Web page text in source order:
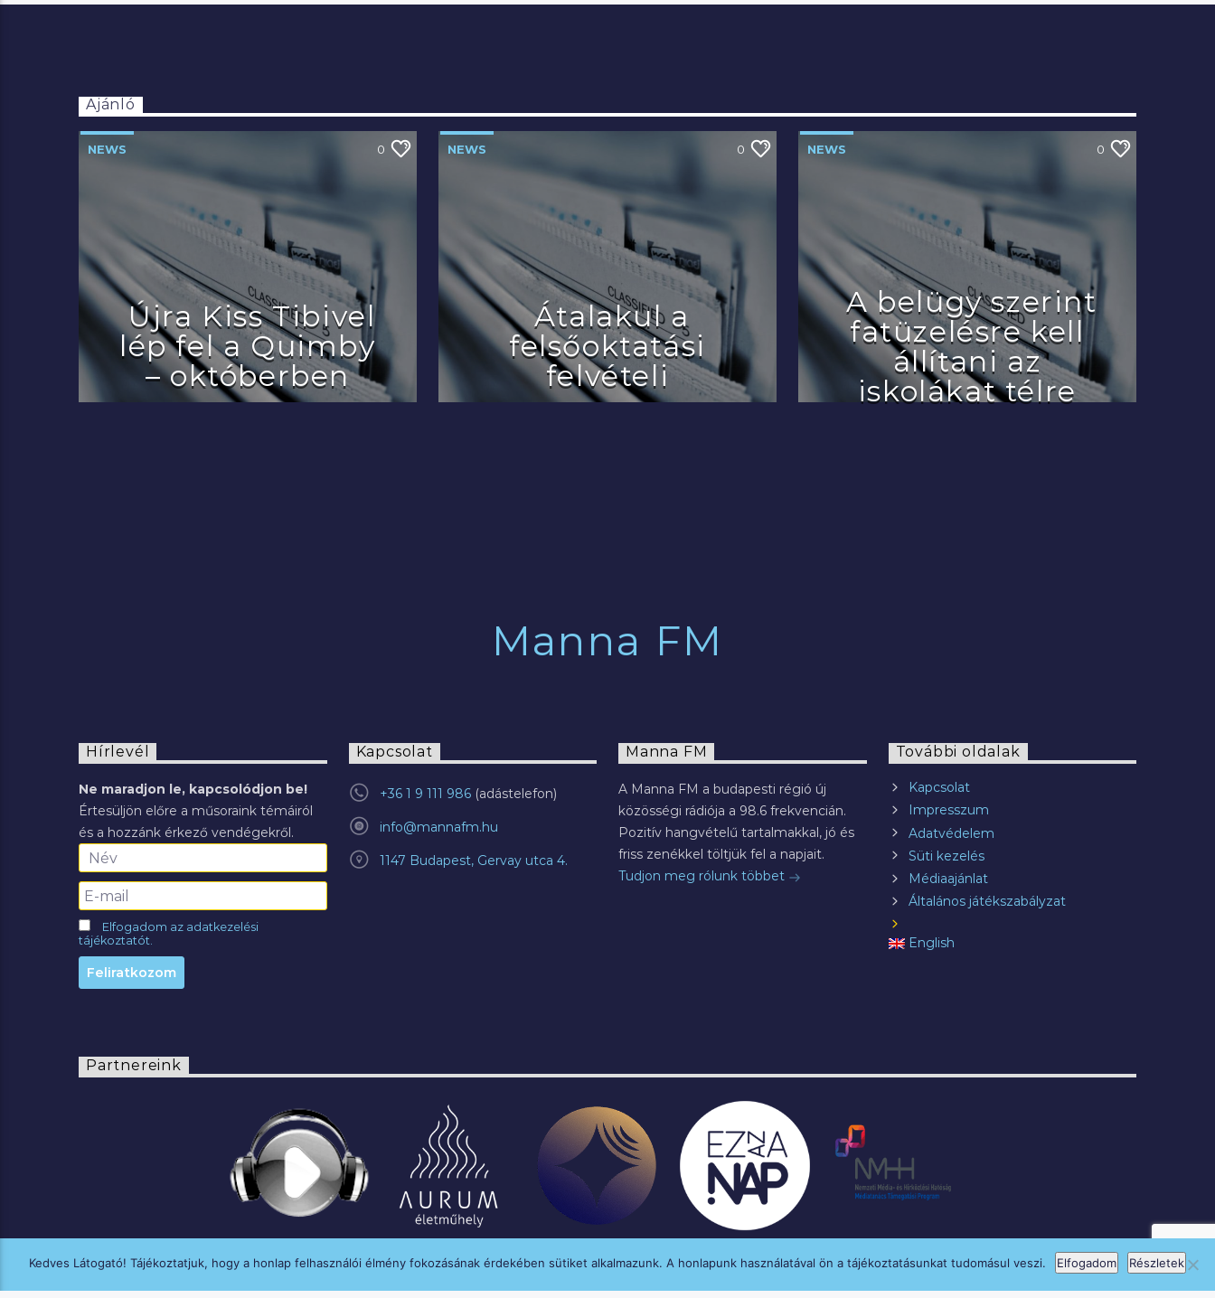
Ajánló
NEWS 0
Újra Kiss Tibivel
lép fel a Quimby
– októberben
NEWS 0
Átalakul a
felsőoktatási
felvételi
NEWS 0
A belügy szerint
fatüzelésre kell
állítani az
iskolákat télre
Manna FM
Hírlevél
Ne maradjon le, kapcsolódjon be!
Értesüljön előre a műsoraink témáiról
és a hozzánk érkező vendégekről.
Elfogadom az adatkezelési
tájékoztatót.
Kapcsolat
+36 1 9 111 986
info@mannafm.hu
1147 Budapest, Gervay utca 4.
Manna FM
A Manna FM a budapesti régió új
közösségi rádiója a 98.6 frekvencián.
Pozitív hangvételű tartalmakkal, jó és
friss zenékkel töltjük fel a napjait.
Tudjon meg rólunk többet
További oldalak
Kapcsolat
Impresszum
Adatvédelem
Süti kezelés
Médiaajánlat
Általános játékszabályzat
English
Partnereink
Kedves Látogató! Tájékoztatjuk, hogy a honlap felhasználói élmény fokozásának érdekében sütiket alkalmazunk. A honlapunk használatával ön a tájékoztatásunkat tudomásul veszi. Elfogadom Részletek